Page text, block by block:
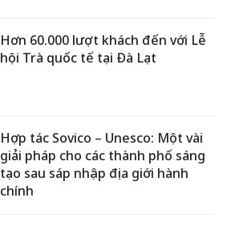
Hơn 60.000 lượt khách đến với Lễ
hội Trà quốc tế tại Đà Lạt
Hợp tác Sovico – Unesco: Một vài
giải pháp cho các thành phố sáng
tạo sau sáp nhập địa giới hành
chính